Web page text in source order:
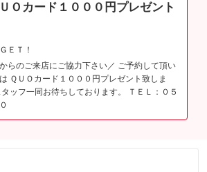
Ｏカード１０００円プレゼント
ＥＴ！
らのご来店にご協力下さい／ ご予約して頂い
ＱＵＯカード１０００円プレゼント致しま
ッフ一同お待ちしております。 ＴＥＬ：０５